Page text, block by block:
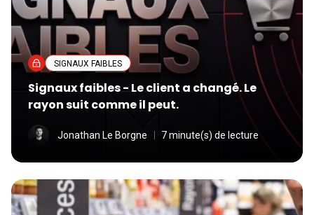
SIGNAUX FAIBLES
Signaux faibles - Le client a changé. Le
rayon suit comme il peut.
Jonathan Le Borgne 7 minute(s) de lecture